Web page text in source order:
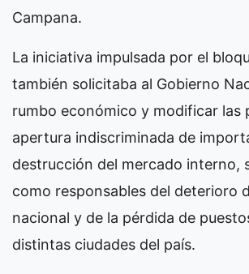
Campana.
La iniciativa impulsada por el
también solicitaba al Gobierno
rumbo económico y modificar las
apertura indiscriminada de
destrucción del mercado interno,
como responsables del deterioro
nacional y de la pérdida de
distintas ciudades del país.